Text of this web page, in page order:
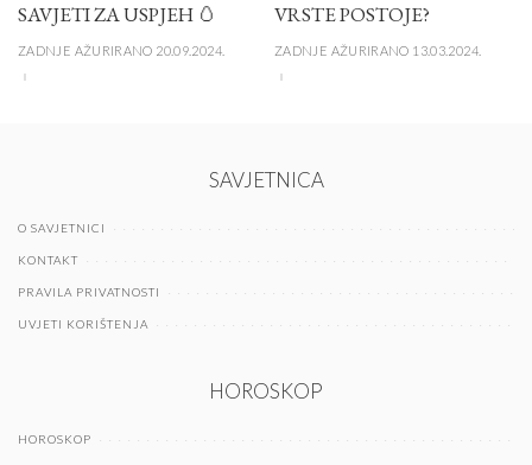
SAVJETI ZA USPJEH 🥚
ZADNJE AŽURIRANO 20.09.2024.
VRSTE POSTOJE?
ZADNJE AŽURIRANO 13.03.2024.
SAVJETNICA
O SAVJETNICI
KONTAKT
PRAVILA PRIVATNOSTI
UVJETI KORIŠTENJA
HOROSKOP
HOROSKOP